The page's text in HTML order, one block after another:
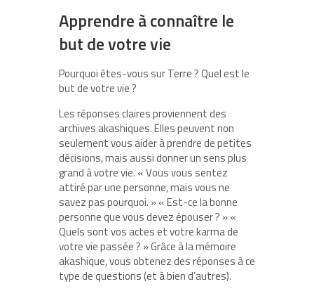
Apprendre à connaître le
but de votre vie
Pourquoi êtes-vous sur Terre ? Quel est le
but de votre vie ?
Les réponses claires proviennent des
archives akashiques. Elles peuvent non
seulement vous aider à prendre de petites
décisions, mais aussi donner un sens plus
grand à votre vie. « Vous vous sentez
attiré par une personne, mais vous ne
savez pas pourquoi. » « Est-ce la bonne
personne que vous devez épouser ? » «
Quels sont vos actes et votre karma de
votre vie passée ? » Grâce à la mémoire
akashique, vous obtenez des réponses à ce
type de questions (et à bien d’autres).